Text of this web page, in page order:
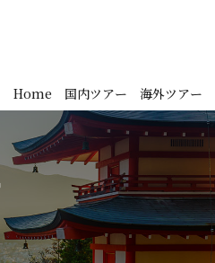
Home 国内ツアー 海外ツアー